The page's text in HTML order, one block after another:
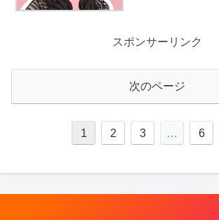
スポンサーリンク
次のページ
1 2 3 … 6